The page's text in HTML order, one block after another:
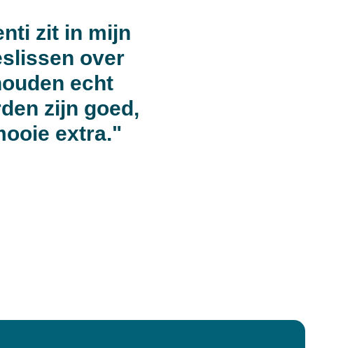
zit in mijn
over
echt
zijn goed,
extra."